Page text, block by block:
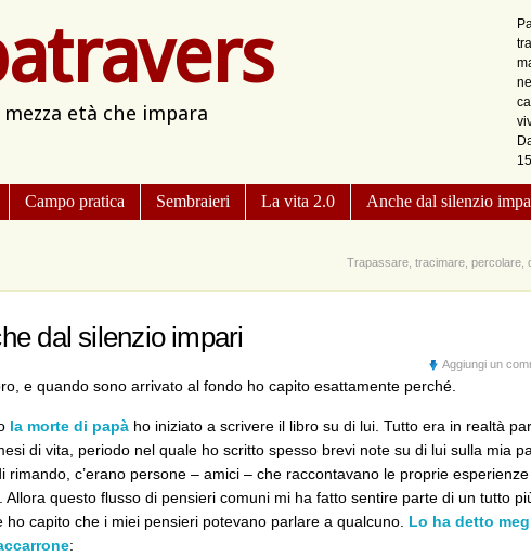
età che impara
Campo pratica Sembraieri La vita 2.0 Anche dal silenzio
Trapassare, tracimare, percolare,
dal silenzio impari
Aggiungi un
e quando sono arrivato al fondo ho capito esattamente perché.
la morte di papà ho iniziato a scrivere il libro su di lui. Tutto era in realtà
di vita, periodo nel quale ho scritto spesso brevi note su di lui sulla mia
rimando, c’erano persone – amici – che raccontavano le proprie
Allora questo flusso di pensieri comuni mi ha fatto sentire parte di un tutto
ho capito che i miei pensieri potevano parlare a qualcuno. Lo ha detto
: